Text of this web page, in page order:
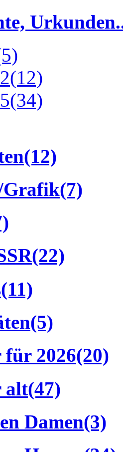
(12)
(34)
(12)
Grafik(7)
(22)
(11)
(5)
für 2026(20)
alt(47)
Damen(3)